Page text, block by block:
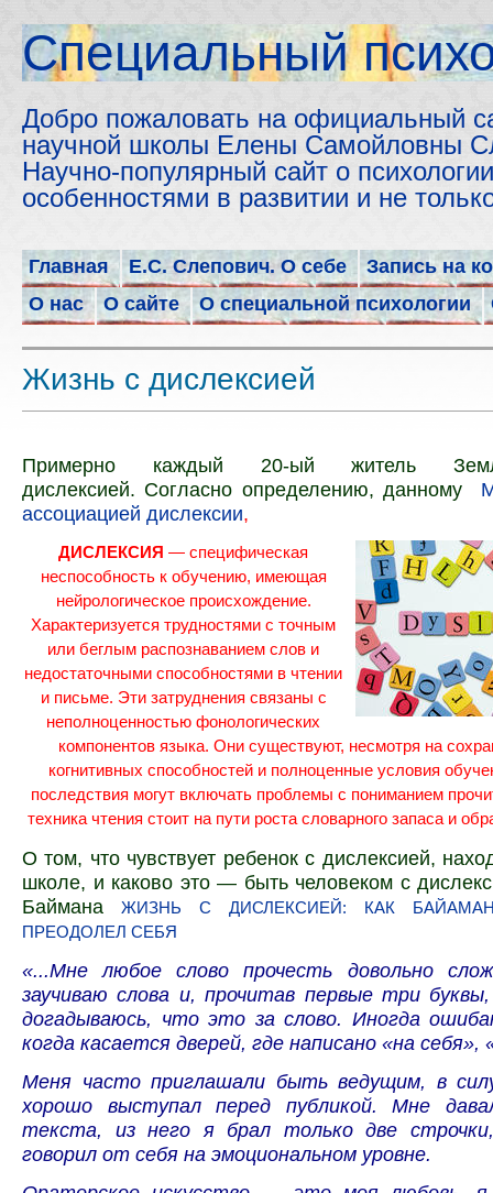
Cпециальный
Добро пожаловать на официальный
научной школы Елены Самойловны
Научно-популярный сайт о
особенностями в развитии и не
Главная Е.С. Слепович. О себе
Запись на
О нас
О сайте О специальной психологии
Жизнь с дислексией
Примерно каждый 20-ый житель
дислексией. Согласно определению, данному
ассоциацией дислексии,
ДИСЛЕКСИЯ — специфическая
неспособность к обучению, имеющая
нейрологическое происхождение.
Характеризуется трудностями с точным
или беглым распознаванием слов и
недостаточными способностями в чтении
и письме. Эти затруднения связаны с
неполноценностью фонологических
компонентов языка. Они существуют, несмотря на
когнитивных способностей и полноценные условия
последствия могут включать проблемы с пониманием
техника чтения стоит на пути роста словарного запаса и
О том, что чувствует ребенок с дислексией,
школе, и каково это — быть человеком с
Баймана
ЖИЗНЬ С ДИСЛЕКСИЕЙ: КАК
ПРЕОДОЛЕЛ СЕБЯ
«...Мне любое слово прочесть довольно
заучиваю слова и, прочитав первые три
догадываюсь, что это за слово. Иногда
когда касается дверей, где написано «на себя»,
Меня часто приглашали быть ведущим, в
хорошо выступал перед публикой. Мне
текста, из него я брал только две
говорил от себя на эмоциональном уровне.